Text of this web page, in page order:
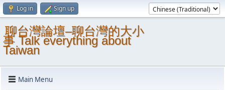
Log in Sign up
聊台灣論壇–聊台灣的大小
事 Talk everything about
Taiwan
Main Menu